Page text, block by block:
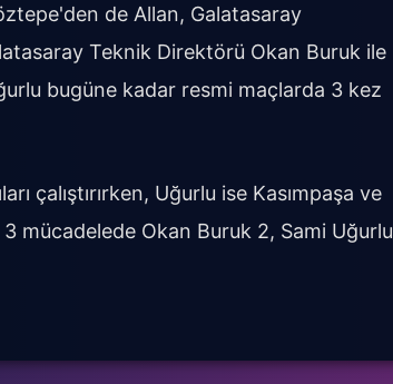
de Allan, Galatasaray
Teknik Direktörü Okan Buruk ile
bugüne kadar resmi maçlarda 3 kez
çalıştırırken, Uğurlu ise Kasımpaşa ve
mücadelede Okan Buruk 2, Sami Uğurlu